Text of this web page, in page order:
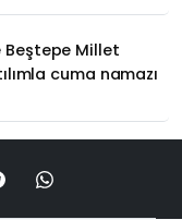
Beştepe Millet
cuma namazı